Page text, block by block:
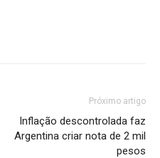
Próximo artigo
Inflação descontrolada faz
Argentina criar nota de 2 mil
pesos